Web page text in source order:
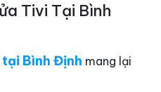
Tivi Tại Bình
Bình Định mang lại